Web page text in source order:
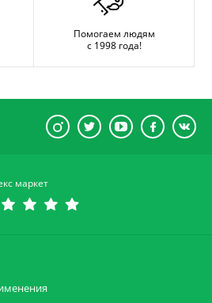
Помогаем людям
с 1998 года!
маркет